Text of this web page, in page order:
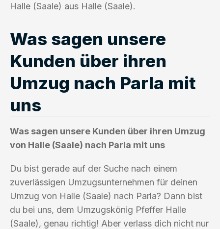
Halle (Saale) aus Halle (Saale).
Was sagen unsere
Kunden über ihren
Umzug nach Parla mit
uns
Was sagen unsere Kunden über ihren Umzug
von Halle (Saale) nach Parla mit uns
Du bist gerade auf der Suche nach einem
zuverlässigen Umzugsunternehmen für deinen
Umzug von Halle (Saale) nach Parla? Dann bist
du bei uns, dem Umzugskönig Pfeffer Halle
(Saale), genau richtig! Aber verlass dich nicht nur